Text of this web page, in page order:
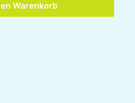
Warenkorb